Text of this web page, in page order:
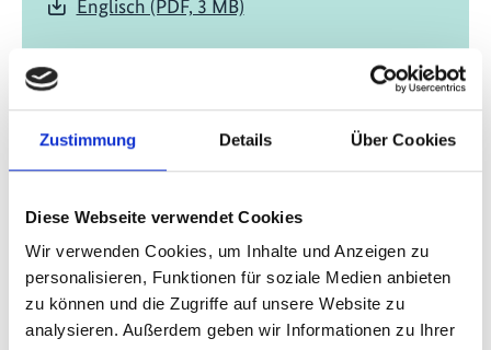
Zustimmung Details Über Cookies
Diese Webseite verwendet Cookies
Wir verwenden Cookies, um Inhalte und Anzeigen zu
personalisieren, Funktionen für soziale Medien anbieten
zu können und die Zugriffe auf unsere Website zu
analysieren. Außerdem geben wir Informationen zu Ihrer
Englisch (PDF, 3 MB)
10/ 2022 | Studie
Synergies between adaptation,
biodiversity, and mitigation
Englisch (PDF, 4 MB)